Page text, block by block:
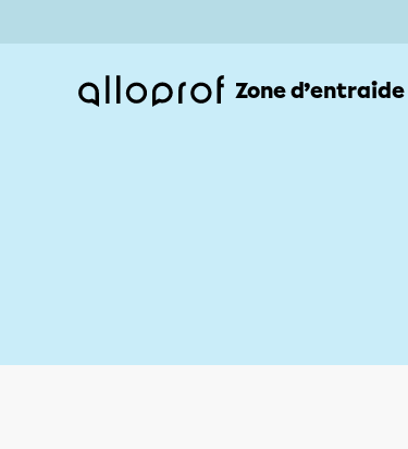
Zone d’entraide